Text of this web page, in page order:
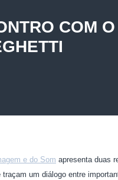
COM
e do Som apresenta duas
um diálogo entre